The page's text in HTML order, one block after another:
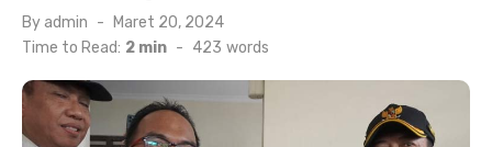
By admin
Posted
on
Maret 20, 2024
Time to Read: 2 min - 423 words